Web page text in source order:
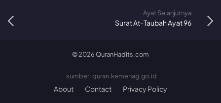
Ayat Selanjutnya
Surat At-Taubah Ayat 96
©2026 QuranHadits.com
sumber: quran.kemenag.go.id
About Contact Privacy Policy